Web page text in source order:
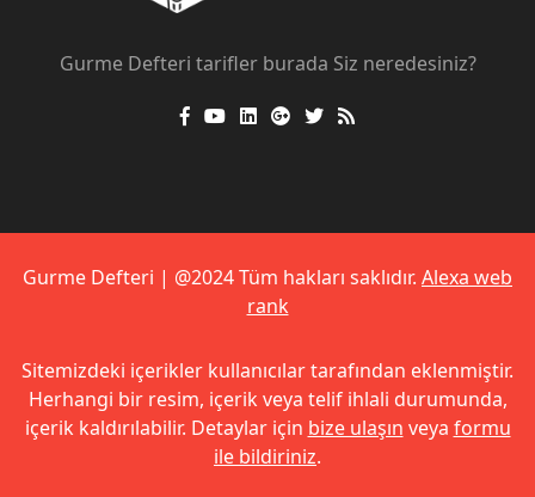
Gurme Defteri tarifler burada Siz neredesiniz?
Gurme Defteri | @2024 Tüm hakları saklıdır. Alexa web
rank
Sitemizdeki içerikler kullanıcılar tarafından eklenmiştir.
Herhangi bir resim, içerik veya telif ihlali durumunda,
içerik kaldırılabilir. Detaylar için bize ulaşın veya formu
ile bildiriniz.